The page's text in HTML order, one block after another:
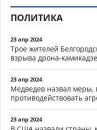
ПОЛИТИКА
23 апр 2024
Трое жителей
взрыва дрона-камикадзе
23 апр 2024
Медведев назвал
противодействовать
23 апр 2024